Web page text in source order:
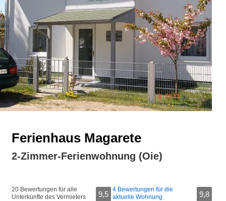
Ferienhaus Magarete
2-Zimmer-Ferienwohnung (Oie)
20 Bewertungen für alle
Unterkünfte des Vermieters
9,5
4 Bewertungen für die
aktuelle Wohnung
9,8